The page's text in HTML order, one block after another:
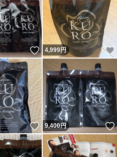
いいね！
4,999円
いいね！
9,400円